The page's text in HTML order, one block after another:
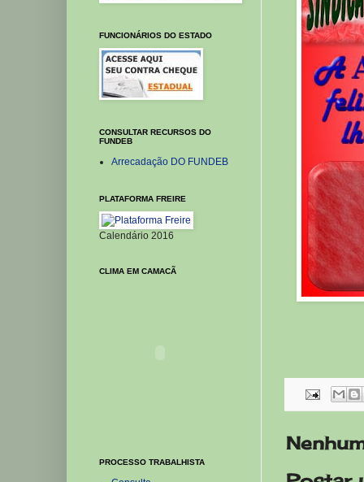
FUNCIONÁRIOS DO ESTADO
CONSULTAR RECURSOS DO
FUNDEB
Arrecadação DO FUNDEB
PLATAFORMA FREIRE
Calendário 2016
CLIMA EM CAMACÃ
PROCESSO TRABALHISTA